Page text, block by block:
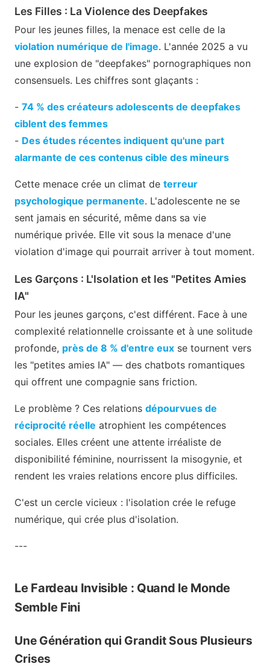
Les Filles : La Violence des Deepfakes
Pour les jeunes filles, la menace est celle de la
violation numérique de l'image. L'année 2025 a vu
une explosion de "deepfakes" pornographiques non
consensuels. Les chiffres sont glaçants :
- 74 % des créateurs adolescents de deepfakes
ciblent des femmes
- Des études récentes indiquent qu'une part
alarmante de ces contenus cible des mineurs
Cette menace crée un climat de terreur
psychologique permanente. L'adolescente ne se
sent jamais en sécurité, même dans sa vie
numérique privée. Elle vit sous la menace d'une
violation d'image qui pourrait arriver à tout moment.
Les Garçons : L'Isolation et les "Petites Amies
IA"
Pour les jeunes garçons, c'est différent. Face à une
complexité relationnelle croissante et à une solitude
profonde, près de 8 % d'entre eux se tournent vers
les "petites amies IA" — des chatbots romantiques
qui offrent une compagnie sans friction.
Le problème ? Ces relations dépourvues de
réciprocité réelle atrophient les compétences
sociales. Elles créent une attente irréaliste de
disponibilité féminine, nourrissent la misogynie, et
rendent les vraies relations encore plus difficiles.
C'est un cercle vicieux : l'isolation crée le refuge
numérique, qui crée plus d'isolation.
---
Le Fardeau Invisible : Quand le Monde
Semble Fini
Une Génération qui Grandit Sous Plusieurs
Crises